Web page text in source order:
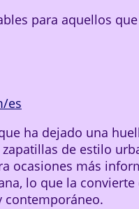
para aquellos
es
ha dejado una
de estilo
ocasiones más
lo que la
contemporáneo.